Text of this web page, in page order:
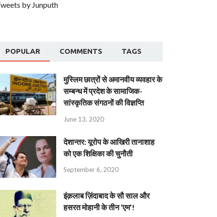
by Junputh
POPULAR COMMENTS TAGS
मुस्लिम छात्रों से अमानवीय व्यवहार के
सम्बन्ध में प्रदेश के सामाजिक-
सांस्कृतिक संगठनों की विज्ञप्ति
June 13, 2020
देशान्‍तर: यूरोप के आखिरी तानाशाह
को एक शिक्षिका की चुनौती
September 6, 2020
इंक़लाब ज़िंदाबाद के सौ साल और
हसरत मोहानी के तीन ‘एम’!